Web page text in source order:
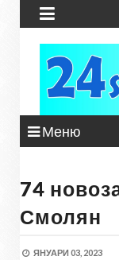

Меню
74
Смолян
ЯНУАРИ 03, 2023